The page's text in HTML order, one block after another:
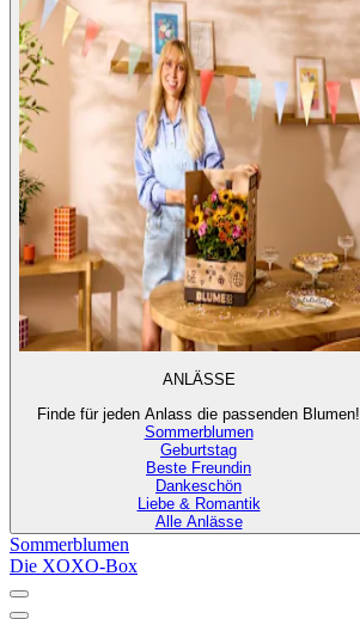
ANLÄSSE
Finde für jeden Anlass die passenden Blumen!
Sommerblumen
Geburtstag
Beste Freundin
Dankeschön
Liebe & Romantik
Alle Anlässe
Sommerblumen
Die XOXO-Box